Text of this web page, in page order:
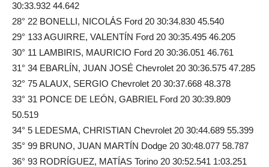
30:33.932 44.642
28° 22 BONELLI, NICOLÁS Ford 20 30:34.830 45.540
29° 133 AGUIRRE, VALENTÍN Ford 20 30:35.495 46.205
30° 11 LAMBIRIS, MAURICIO Ford 20 30:36.051 46.761
31° 34 EBARLÍN, JUAN JOSÉ Chevrolet 20 30:36.575 47.285
32° 75 ALAUX, SERGIO Chevrolet 20 30:37.668 48.378
33° 31 PONCE DE LEÓN, GABRIEL Ford 20 30:39.809
50.519
34° 5 LEDESMA, CHRISTIAN Chevrolet 20 30:44.689 55.399
35° 99 BRUNO, JUAN MARTÍN Dodge 20 30:48.077 58.787
36° 93 RODRÍGUEZ, MATÍAS Torino 20 30:52.541 1:03.251